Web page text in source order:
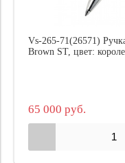
Vs-265-71(26571)
Brown ST, цвет:
65 000 руб.